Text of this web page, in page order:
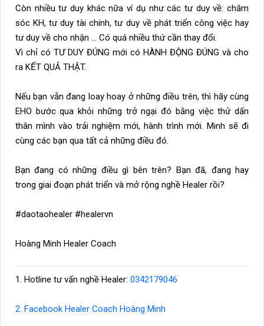
Còn nhiều tư duy khác nữa ví dụ như các tư duy về: chăm
sóc KH, tư duy tài chính, tư duy về phát triển công việc hay
tư duy về cho nhận … Có quá nhiều thứ cần thay đổi.
Vì chỉ có TƯ DUY ĐÚNG mới có HÀNH ĐỘNG ĐÚNG và cho
ra KẾT QUẢ THẬT.
Nếu bạn vẫn đang loay hoay ở những điều trên, thì hãy cùng
EHO bước qua khỏi những trở ngại đó bằng việc thử dấn
thân mình vào trải nghiệm mới, hành trình mới. Minh sẽ đi
cùng các bạn qua tất cả những điều đó.
Bạn đang có những điều gì bên trên? Bạn đã, đang hay
trong giai đoạn phát triển và mở rộng nghề Healer rồi?
#daotaohealer #healervn
Hoàng Minh Healer Coach
1. Hotline tư vấn nghề Healer: 0342179046
2. Facebook Healer Coach Hoàng Minh